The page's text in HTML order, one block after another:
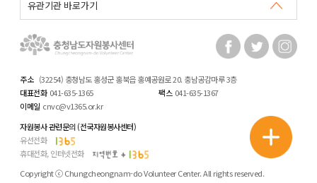
주소 (32254) 충청남도 홍성군 홍북읍 홍예공원로 20. 충남공감마루 3층
대표전화 041-635-1365 팩스 041-635-1367
이메일 cnvc@v1365.or.kr
자원봉사 관련문의 (전국자원봉사센터)
유선전화
휴대전화, 인터넷전화
Copyright ⓒ Chungcheongnam-do Volunteer Center. All rights reserved.